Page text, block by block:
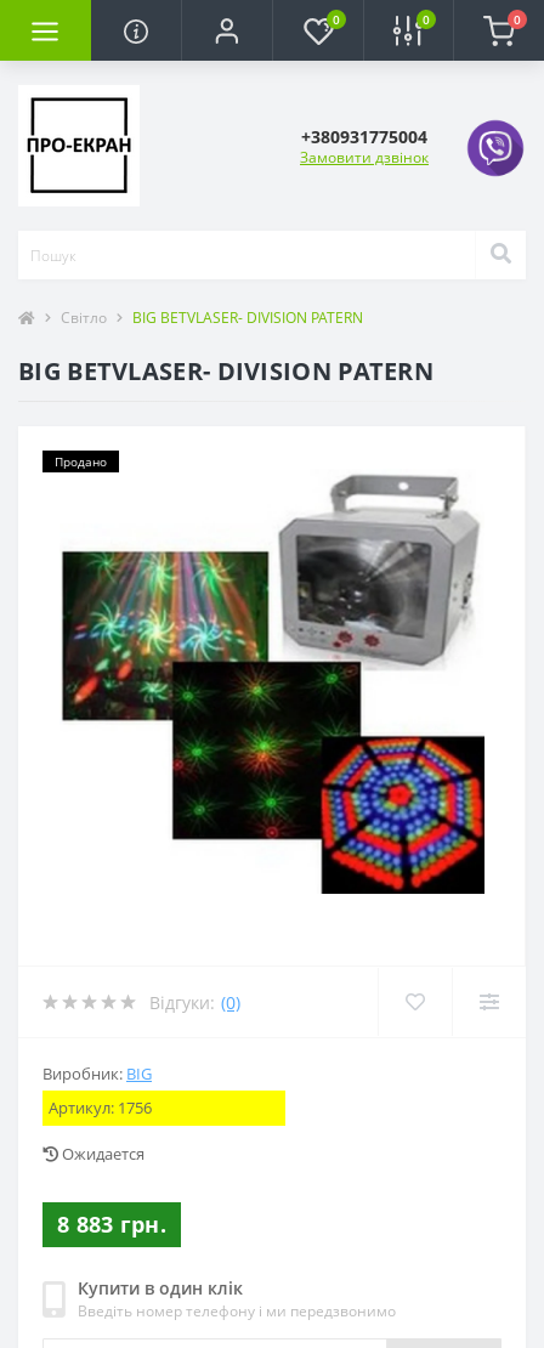
0 0 0
+380931775004
Замовити дзвінок
Світло BIG BETVLASER- DIVISION PATERN
BIG BETVLASER- DIVISION PATERN
Продано
Відгуки: (0)
Виробник: BIG
Артикул: 1756
Ожидается
8 883 грн.
Купити в один клік
Введіть номер телефону і ми передзвонимо